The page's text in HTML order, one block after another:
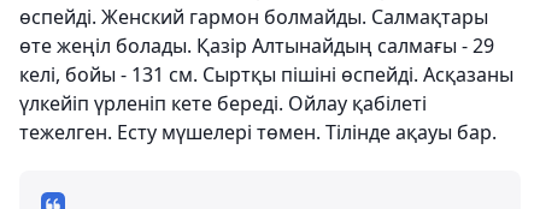
өспейді. Женский гармон болмайды. Салмақтары
өте жеңіл болады. Қазір Алтынайдың салмағы - 29
келі, бойы - 131 см. Сыртқы пішіні өспейді. Асқазаны
үлкейіп үрленіп кете береді. Ойлау қабілеті
тежелген. Есту мүшелері төмен. Тілінде ақауы бар.